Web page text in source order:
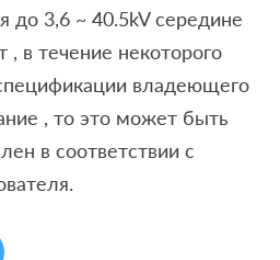
до 3,6 ~ 40.5kV середине
в течение некоторого
владеющего
, то это может быть
в соответствии с